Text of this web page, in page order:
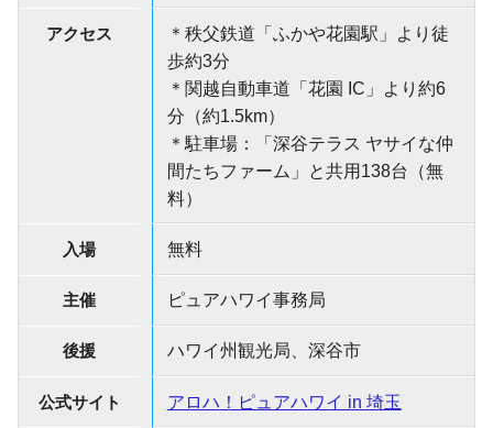
アクセス
＊秩父鉄道「ふかや花園駅」より徒
歩約3分
＊関越自動車道「花園 IC」より約6
分（約1.5km）
＊駐車場：「深谷テラス ヤサイな仲
間たちファーム」と共用138台（無
料）
入場 無料
主催 ピュアハワイ事務局
後援 ハワイ州観光局、深谷市
公式サイト アロハ！ピュアハワイ in 埼玉